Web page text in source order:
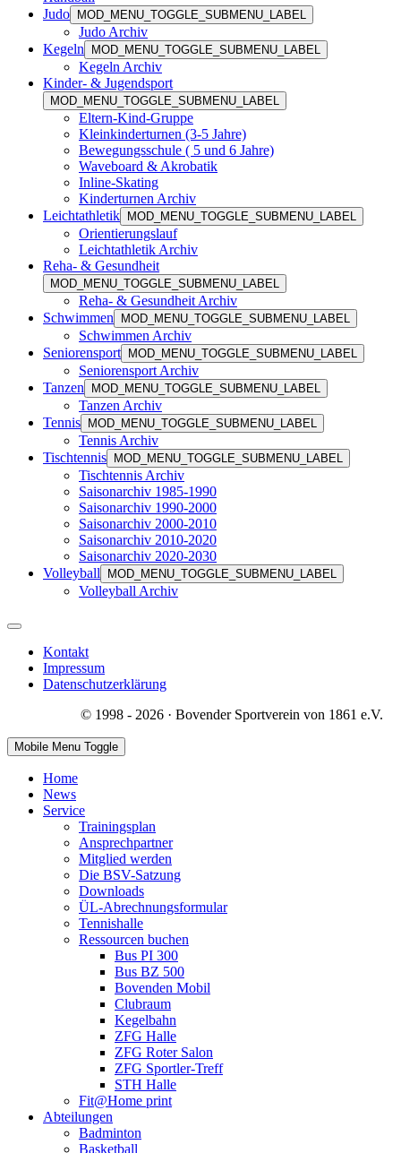
Judo
MOD_MENU_TOGGLE_SUBMENU_LABEL
Judo Archiv
Kegeln
MOD_MENU_TOGGLE_SUBMENU_LABEL
Kegeln Archiv
Kinder- & Jugendsport
MOD_MENU_TOGGLE_SUBMENU_LABEL
Eltern-Kind-Gruppe
Kleinkinderturnen (3-5 Jahre)
Bewegungsschule ( 5 und 6 Jahre)
Waveboard & Akrobatik
Inline-Skating
Kinderturnen Archiv
Leichtathletik
MOD_MENU_TOGGLE_SUBMENU_LABEL
Orientierungslauf
Leichtathletik Archiv
Reha- & Gesundheit
MOD_MENU_TOGGLE_SUBMENU_LABEL
Reha- & Gesundheit Archiv
Schwimmen
MOD_MENU_TOGGLE_SUBMENU_LABEL
Schwimmen Archiv
Seniorensport
MOD_MENU_TOGGLE_SUBMENU_LABEL
Seniorensport Archiv
Tanzen
MOD_MENU_TOGGLE_SUBMENU_LABEL
Tanzen Archiv
Tennis
MOD_MENU_TOGGLE_SUBMENU_LABEL
Tennis Archiv
Tischtennis
MOD_MENU_TOGGLE_SUBMENU_LABEL
Tischtennis Archiv
Saisonarchiv 1985-1990
Saisonarchiv 1990-2000
Saisonarchiv 2000-2010
Saisonarchiv 2010-2020
Saisonarchiv 2020-2030
Volleyball
MOD_MENU_TOGGLE_SUBMENU_LABEL
Volleyball Archiv
Kontakt
Impressum
Datenschutzerklärung
© 1998 - 2026 · Bovender Sportverein von 1861 e.V.
Mobile Menu Toggle
Home
News
Service
Trainingsplan
Ansprechpartner
Mitglied werden
Die BSV-Satzung
Downloads
ÜL-Abrechnungsformular
Tennishalle
Ressourcen buchen
Bus PI 300
Bus BZ 500
Bovenden Mobil
Clubraum
Kegelbahn
ZFG Halle
ZFG Roter Salon
ZFG Sportler-Treff
STH Halle
Fit@Home print
Abteilungen
Badminton
Basketball